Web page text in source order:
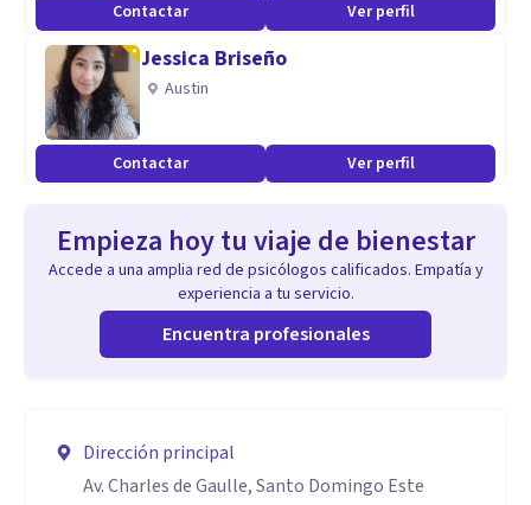
Contactar Ver perfil
Jessica Briseño
Austin
Contactar Ver perfil
Empieza hoy tu viaje de bienestar
Accede a una amplia red de psicólogos calificados. Empatía y
experiencia a tu servicio.
Encuentra profesionales
Dirección principal
Av. Charles de Gaulle, Santo Domingo Este